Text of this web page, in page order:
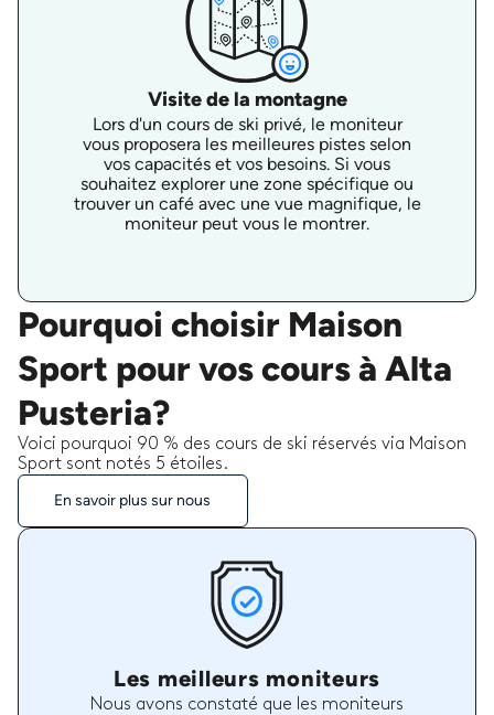
Visite de la montagne
Lors d'un cours de ski privé, le moniteur
vous proposera les meilleures pistes selon
vos capacités et vos besoins. Si vous
souhaitez explorer une zone spécifique ou
trouver un café avec une vue magnifique, le
moniteur peut vous le montrer.
Pourquoi choisir Maison
Sport pour vos cours à Alta
Pusteria?
Voici pourquoi 90 % des cours de ski réservés via Maison
Sport sont notés 5 étoiles.
En savoir plus sur nous
Les meilleurs moniteurs
Nous avons constaté que les moniteurs